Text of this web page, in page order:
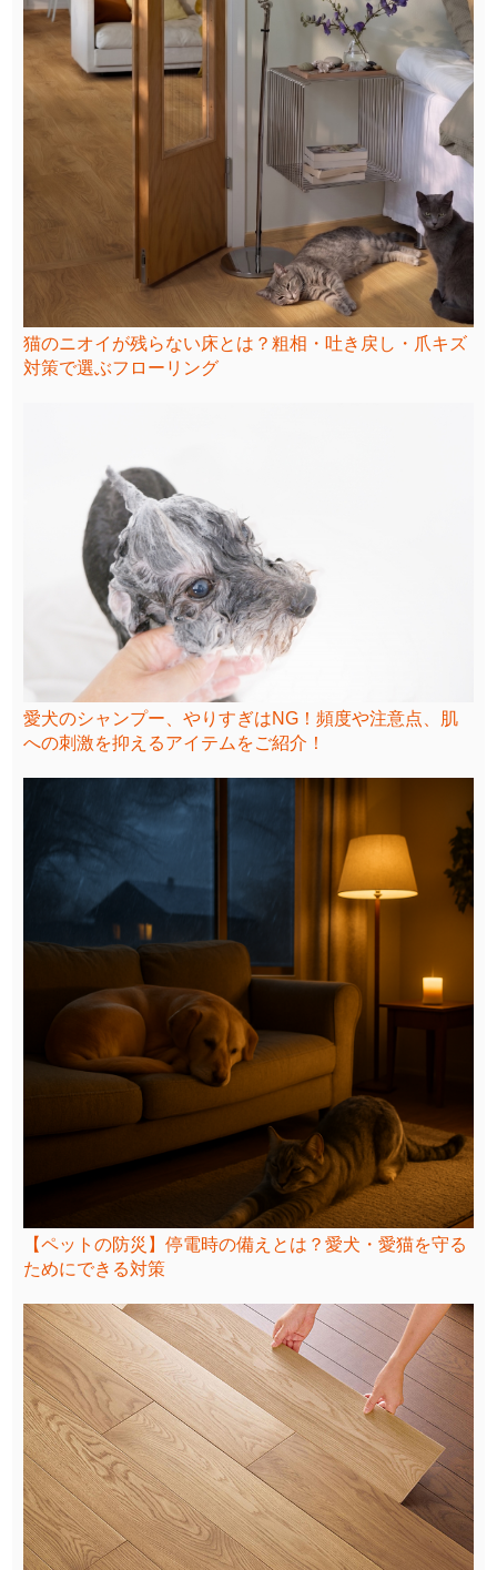
猫のニオイが残らない床とは？粗相・吐き戻し・爪キズ
対策で選ぶフローリング
愛犬のシャンプー、やりすぎはNG！頻度や注意点、肌
への刺激を抑えるアイテムをご紹介！
【ペットの防災】停電時の備えとは？愛犬・愛猫を守る
ためにできる対策